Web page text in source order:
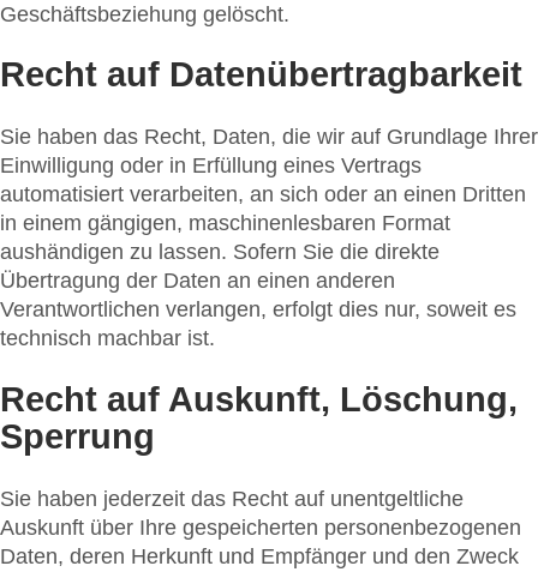
Geschäftsbeziehung gelöscht.
Recht auf Datenübertragbarkeit
Sie haben das Recht, Daten, die wir auf Grundlage Ihrer
Einwilligung oder in Erfüllung eines Vertrags
automatisiert verarbeiten, an sich oder an einen Dritten
in einem gängigen, maschinenlesbaren Format
aushändigen zu lassen. Sofern Sie die direkte
Übertragung der Daten an einen anderen
Verantwortlichen verlangen, erfolgt dies nur, soweit es
technisch machbar ist.
Recht auf Auskunft, Löschung,
Sperrung
Sie haben jederzeit das Recht auf unentgeltliche
Auskunft über Ihre gespeicherten personenbezogenen
Daten, deren Herkunft und Empfänger und den Zweck